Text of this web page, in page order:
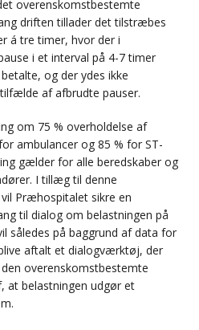
overenskomstbestemte
driften tillader det tilstræbes
á tre timer, hvor der i
i et interval på 4-7 timer
og der ydes ikke
af afbrudte pauser.
om 75 % overholdelse af
ambulancer og 85 % for ST-
gælder for alle beredskaber og
I tillæg til denne
Præhospitalet sikre en
til dialog om belastningen på
således på baggrund af data for
aftalt et dialogværktøj, der
overenskomstbestemte
at belastningen udgør et